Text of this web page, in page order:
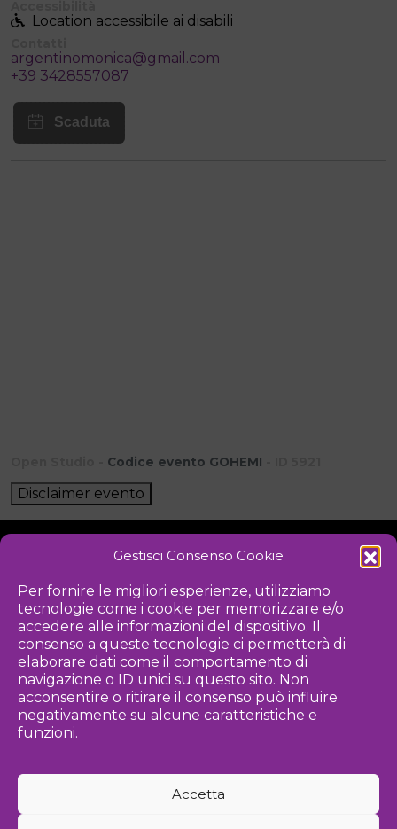
Gestisci Consenso Cookie
Per fornire le migliori esperienze, utilizziamo
tecnologie come i cookie per memorizzare e/o
accedere alle informazioni del dispositivo. Il
consenso a queste tecnologie ci permetterà di
elaborare dati come il comportamento di
navigazione o ID unici su questo sito. Non
acconsentire o ritirare il consenso può influire
negativamente su alcune caratteristiche e
funzioni.
Accetta
Location accessibile ai disabili
argentinomonica@gmail.com
+39 3428557087
Codice evento GOHEMI
Disclaimer evento
PRIVACY POLICY
Iniziativa
Associazione culturale per la promozione delle arti visive